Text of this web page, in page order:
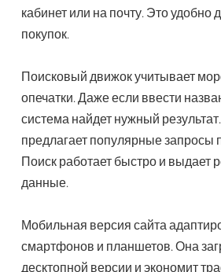
кабинет или на почту. Это удобно
покупок.
Поисковый движок учитывает
опечатки. Даже если ввести
система найдет нужный
предлагает популярные запросы
Поиск работает быстро и выдает
данные.
Мобильная версия сайта
смартфонов и планшетов. Она
десктопной версии и экономит